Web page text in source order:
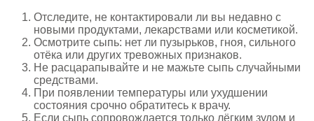
Отследите, не контактировали ли вы недавно с
новыми продуктами, лекарствами или косметикой.
Осмотрите сыпь: нет ли пузырьков, гноя, сильного
отёка или других тревожных признаков.
Не расцарапывайте и не мажьте сыпь случайными
средствами.
При появлении температуры или ухудшении
состояния срочно обратитесь к врачу.
Если сыпь сопровождается только лёгким зудом и